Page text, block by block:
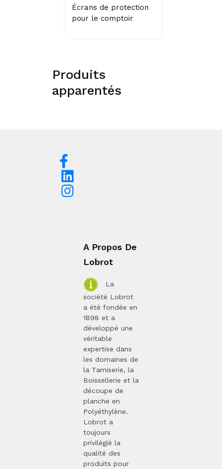
Écrans de protection
pour le comptoir
Produits
apparentés
A Propos De
Lobrot
La
société Lobrot
a été fondée en
1898 et a
développé une
véritable
expertise dans
les domaines de
la Tamiserie, la
Boissellerie et la
découpe de
planche en
Polyéthylène.
Lobrot a
toujours
privilégié la
qualité des
produits pour